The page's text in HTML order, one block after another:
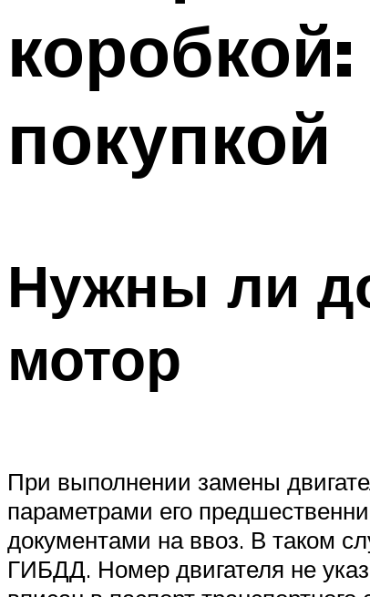
покупкой
Нужны ли
мотор
При выполнении замены
параметрами его
документами на ввоз. В таком
ГИБДД. Номер двигателя не